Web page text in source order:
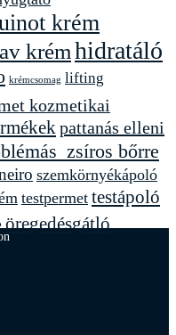
krém
krémhidratáló
krémcsomag lifting
kozmetikai
pattanás elleni
bőrre
szemkörnyékápoló
testpermet testápoló
öregedésgátló